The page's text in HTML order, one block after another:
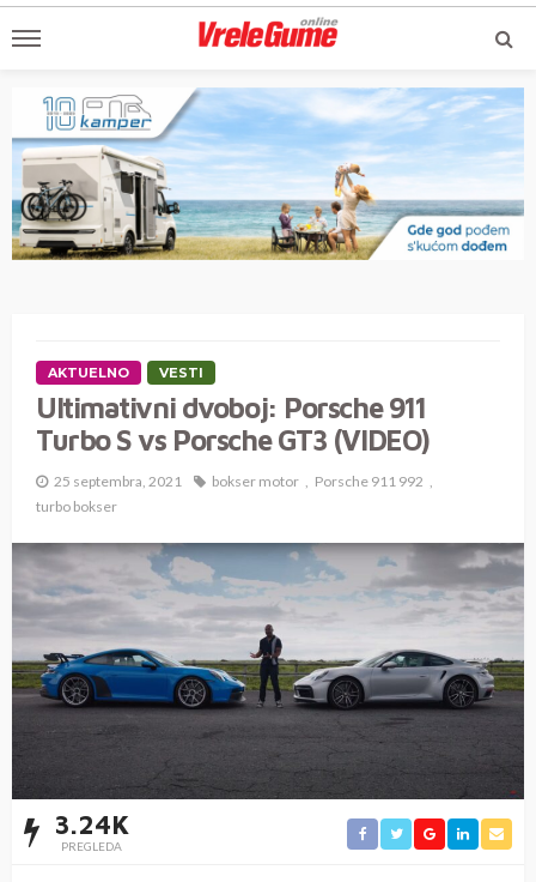
AKTUELNO VESTI
Ultimativni dvoboj: Porsche 911
Turbo S vs Porsche GT3 (VIDEO)
25 septembra, 2021 bokser motor
Porsche 911 992
turbo bokser
3.24K
PREGLEDA